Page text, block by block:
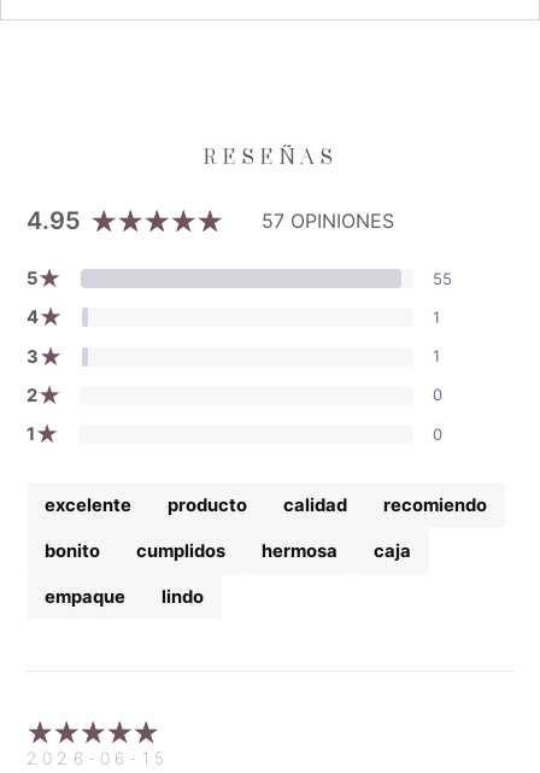
4.95 57 OPINIONES
5★ 55
4★ 1
3★ 1
2★ 0
1★ 0
excelente producto calidad recomiendo
bonito cumplidos hermosa caja
empaque lindo
2026-06-15